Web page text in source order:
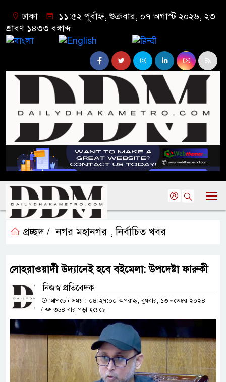
ঢাকা
১১:৫২ পূর্বাহ্ন, শুক্রবার, ০৭ অগাস্ট ২০২৬, ২৩
শ্রাবণ ১৪৩৩ বঙ্গাব্দ
প্রচ্ছদ / নগর মহানগর ,নির্বাচিত খবর
সোহরাওয়ার্দী উদ্যানেই হবে বইমেলা: উপদেষ্টা ফারুকী
নিজস্ব প্রতিবেদক
আপডেট সময় : ০৪:২৭:০০ অপরাহ্ন, বুধবার, ১৩ নভেম্বর ২০২৪
/
৩৬৪ বার পড়া হয়েছে